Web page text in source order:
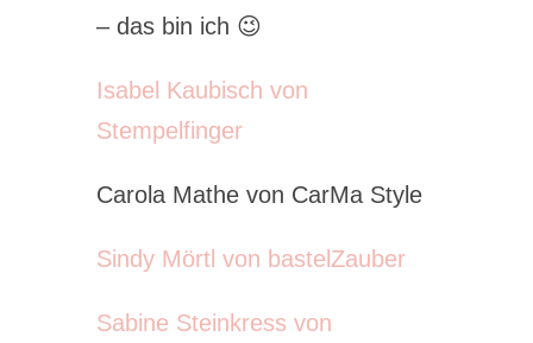
– das bin ich 😉
Isabel Kaubisch von
Stempelfinger
Carola Mathe von CarMa Style
Sindy Mörtl von bastelZauber
Sabine Steinkress von